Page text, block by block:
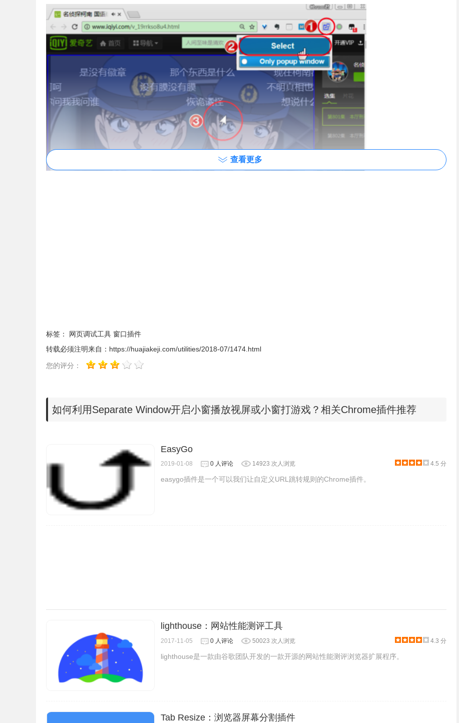
浏览视页，点击Separate Window扩展程序图标，在下拉菜单中选择"Select"，进入选择模式，鼠标在网页上找到一个合适的元素（会用蓝色高亮），这
查看更多
标签： 网页调试工具 窗口插件
转载必须注明来自： https://huajiakeji.com/utilities/2018-07/1474.html
您的评分：
如何利用Separate Window开启小窗播放视屏或小窗打游戏？相关Chrome插件推荐
EasyGo
2019-01-08 0 人评论 14923 次人浏览 4.5 分
easygo插件是一个可以我们让自定义URL跳转规则的Chrome插件。
lighthouse：网站性能测评工具
2017-11-05 0 人评论 50023 次人浏览 4.3 分
lighthouse是一款由谷歌团队开发的一款开源的网站性能测评浏览器扩展程序。
Tab Resize：浏览器屏幕分割插件